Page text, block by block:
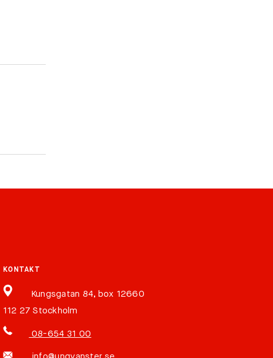
KONTAKT
Kungsgatan 84, box 12660
112 27 Stockholm
08-654 31 00